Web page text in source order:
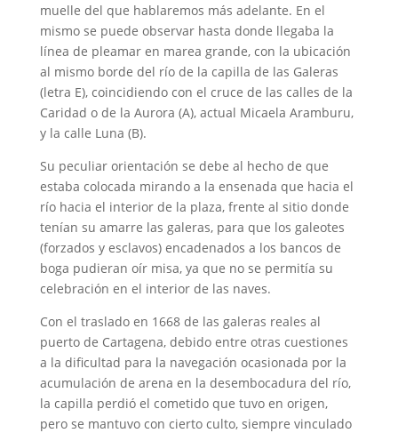
muelle del que hablaremos más adelante. En el
mismo se puede observar hasta donde llegaba la
línea de pleamar en marea grande, con la ubicación
al mismo borde del río de la capilla de las Galeras
(letra E), coincidiendo con el cruce de las calles de la
Caridad o de la Aurora (A), actual Micaela Aramburu,
y la calle Luna (B).
Su peculiar orientación se debe al hecho de que
estaba colocada mirando a la ensenada que hacia el
río hacia el interior de la plaza, frente al sitio donde
tenían su amarre las galeras, para que los galeotes
(forzados y esclavos) encadenados a los bancos de
boga pudieran oír misa, ya que no se permitía su
celebración en el interior de las naves.
Con el traslado en 1668 de las galeras reales al
puerto de Cartagena, debido entre otras cuestiones
a la dificultad para la navegación ocasionada por la
acumulación de arena en la desembocadura del río,
la capilla perdió el cometido que tuvo en origen,
pero se mantuvo con cierto culto, siempre vinculado